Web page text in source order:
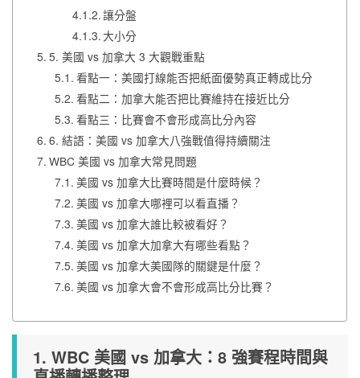
讓分盤
大小分
5. 美國 vs 加拿大 3 大觀戰重點
看點一：美國打線能否把紙面優勢真正轉成比分
看點二：加拿大能否把比賽維持在接近比分
看點三：比賽會不會形成高比分內容
6. 結語：美國 vs 加拿大八強戰值得持續關注
WBC 美國 vs 加拿大常見問題
美國 vs 加拿大比賽時間是什麼時候？
美國 vs 加拿大哪裡可以看直播？
美國 vs 加拿大誰比較被看好？
美國 vs 加拿大加拿大有哪些看點？
美國 vs 加拿大美國隊的關鍵是什麼？
美國 vs 加拿大會不會形成高比分比賽？
1. WBC 美國 vs 加拿大：8 強賽程時間與